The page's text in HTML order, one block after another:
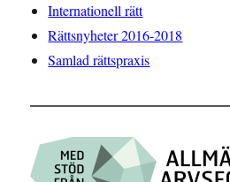
Internationell rätt
Rättsnyheter 2016-2018
Samlad rättspraxis